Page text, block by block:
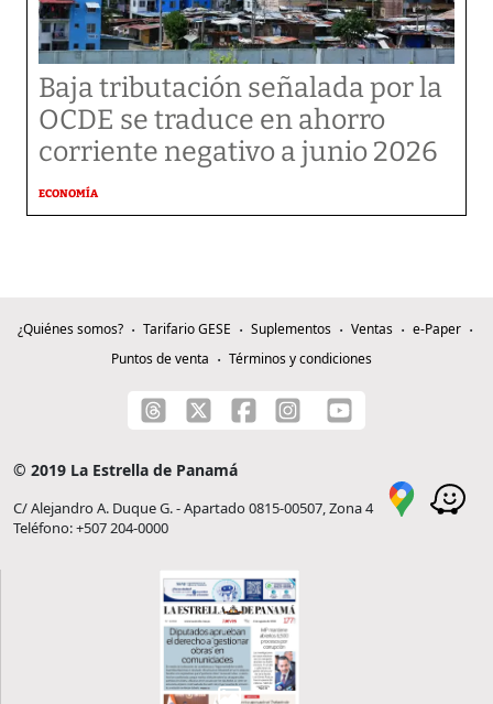
Baja tributación señalada por la
OCDE se traduce en ahorro
corriente negativo a junio 2026
ECONOMÍA
¿Quiénes somos? Tarifario GESE Suplementos Ventas
e-Paper
Puntos de venta
Términos y condiciones
© 2019 La Estrella de Panamá
C/ Alejandro A. Duque G. - Apartado 0815-00507, Zona 4
Teléfono: +507 204-0000